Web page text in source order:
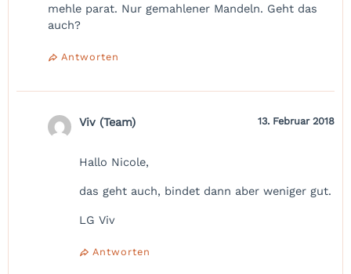
mehle parat. Nur gemahlener Mandeln. Geht das
auch?
Antworten
Viv (Team) 13. Februar 2018
Hallo Nicole,
das geht auch, bindet dann aber weniger gut.
LG Viv
Antworten